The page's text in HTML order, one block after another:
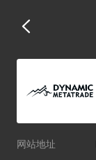
网站地址